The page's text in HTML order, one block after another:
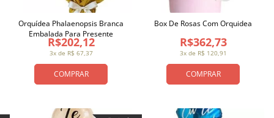
COMPRAR
3x de R$ 67,37
R$202,12
Orquídea Phalaenopsis Branca
Embalada Para Presente
COMPRAR
3x de R$ 120,91
R$362,73
Box De Rosas Com Orquidea